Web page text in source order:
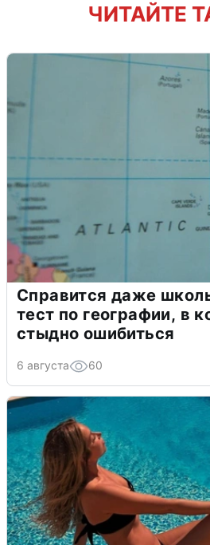
ЧИТАЙТЕ
Справится даже
тест по географии, в
стыдно ошибиться
6 августа 60